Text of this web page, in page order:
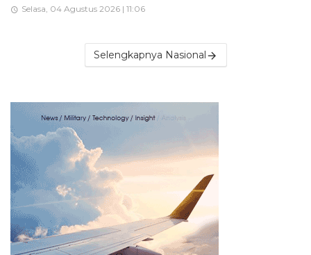
Selasa, 04 Agustus 2026 | 11:06
Selengkapnya Nasional